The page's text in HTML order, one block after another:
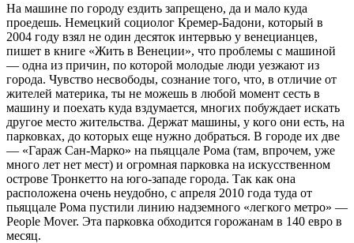
На машине по городу ездить запрещено, да и мало куда
проедешь. Немецкий социолог Кремер-Бадони, который в
2004 году взял не один десяток интервью у венецианцев,
пишет в книге «Жить в Венеции», что проблемы с машиной
— одна из причин, по которой молодые люди уезжают из
города. Чувство несвободы, сознание того, что, в отличие от
жителей материка, ты не можешь в любой момент сесть в
машину и поехать куда вздумается, многих побуждает искать
другое место жительства. Держат машины, у кого они есть, на
парковках, до которых еще нужно добраться. В городе их две
— «Гараж Сан-Марко» на пьяццале Рома (там, впрочем, уже
много лет нет мест) и огромная парковка на искусственном
острове Тронкетто на юго-западе города. Так как она
расположена очень неудобно, с апреля 2010 года туда от
пьяццале Рома пустили линию надземного «легкого метро» —
People Mover. Эта парковка обходится горожанам в 140 евро в
месяц.